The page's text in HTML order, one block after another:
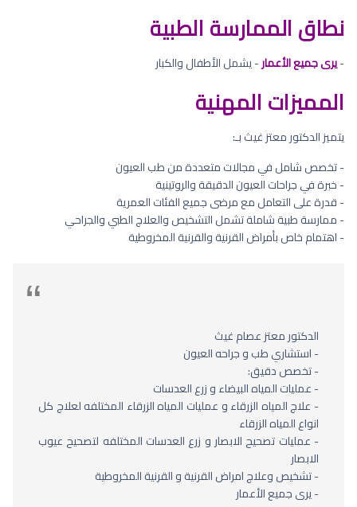
نطاق الممارسة الطبية
-يرى جميع الأعمار- يشمل الأطفال والكبار
المميزات المهنية
يتميز الدكتور معتز غيث بـ:
- تخصص شامل في مجالات متعددة من طب العيون
- خبرة في جراحات العيون الدقيقة والروتينية
- قدرة على التعامل مع مرضى جميع الفئات العمرية
- ممارسة طبية شاملة تشمل التشخيص والعلاج الطبي والجراحي
- اهتمام خاص بأمراض القرنية والقرنية المخروطية
الدكتور معتز عصام غيث
- استشاري طب و جراحه العيون
- تخصص دقيق:
- عمليات المياه البيضاء و زرع العدسات
- علاج المياه الزرقاء و عمليات المياه الزرقاء المختلفه لعلاج كل
انواع المياه الزرقاء
- عمليات تصحيح الابصار و زرع العدسات المختلفه لتصحيح عيوب
الابصار
- تشخيص وعلاج امراض القرنية و القرنية المخروطية
- يرى جميع الأعمار